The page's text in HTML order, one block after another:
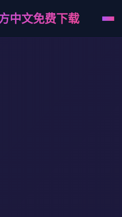
中文免费下载